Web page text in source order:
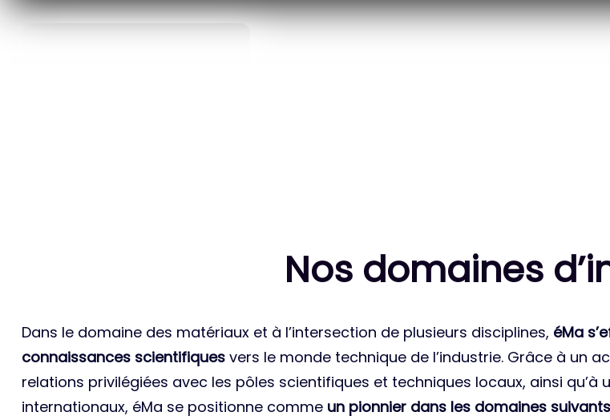
Nos domaines
Dans le domaine des matériaux et à l’intersection de plusieurs disciplines, éMa
connaissances scientifiques vers le monde technique de l’industrie. Grâce à un
relations privilégiées avec les pôles scientifiques et techniques locaux, ainsi
internationaux, éMa se positionne comme un pionnier dans les domaines suivants